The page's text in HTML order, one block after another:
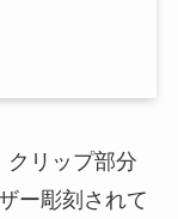
クリップ部分
ー彫刻されて